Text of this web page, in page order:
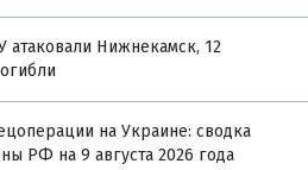
атаковали Нижнекамск, 12
на Украине: сводка
РФ на 9 августа 2026 года